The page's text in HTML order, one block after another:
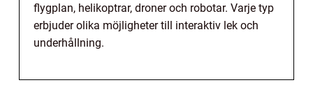
flygplan, helikoptrar, droner och robotar. Varje typ
erbjuder olika möjligheter till interaktiv lek och
underhållning.